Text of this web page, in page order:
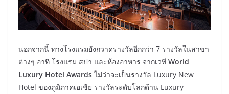
นอกจากนี้ ทางโรงแรมยังกวาดรางวัลอีกกว่า 7 รางวัลในสาขา
ต่างๆ อาทิ โรงแรม สปา และห้องอาหาร จากเวที World
Luxury Hotel Awardsไม่ว่าจะเป็นรางวัล Luxury New
Hotel ของภูมิภาคเอเชีย รางวัลระดับโลกด้าน Luxury